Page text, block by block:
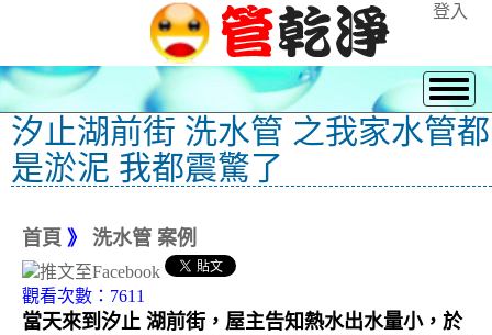
登入
汐止湖前街 洗水管 之我家水管都
是淤泥 我都震驚了
首頁 》 洗水管 案例
觀看次數：7611
當天來到汐止 湖前街，屋主告知熱水出水量小，於